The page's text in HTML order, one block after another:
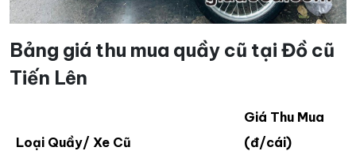
Bảng giá thu mua quầy cũ tại Đồ cũ
Tiến Lên
Loại Quầy/ Xe Cũ
Giá Thu Mua
(đ/cái)